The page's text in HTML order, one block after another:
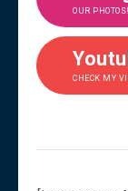
OUR PHOTOS!
CHECK MY